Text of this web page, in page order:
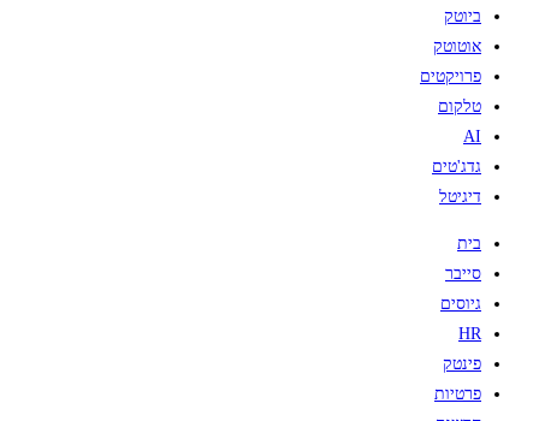
ביוטק
אוטוטק
פרויקטים
טלקום
AI
גדג'טים
דיגיטל
בית
סייבר
גיוסים
HR
פינטק
פרטיות